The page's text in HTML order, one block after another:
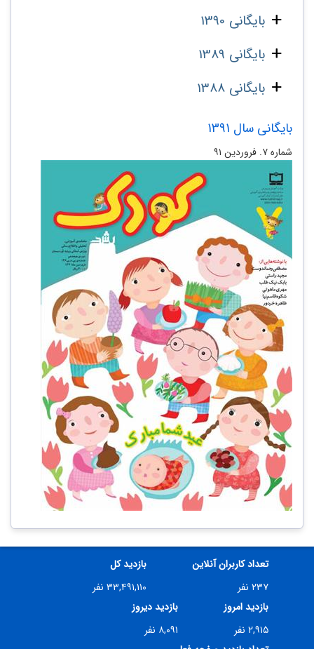
بایگانی 1390
بایگانی 1389
بایگانی 1388
بایگانی سال 1391
شماره‌ ۷. فروردین ۹۱
تعداد کاربران آنلاین
۲۳۷ نفر
بازدید کل
۳۳,۴۹۱,۱۱۰ نفر
بازدید امروز
۲,۹۱۵ نفر
بازدید دیروز
۸,۰۹۱ نفر